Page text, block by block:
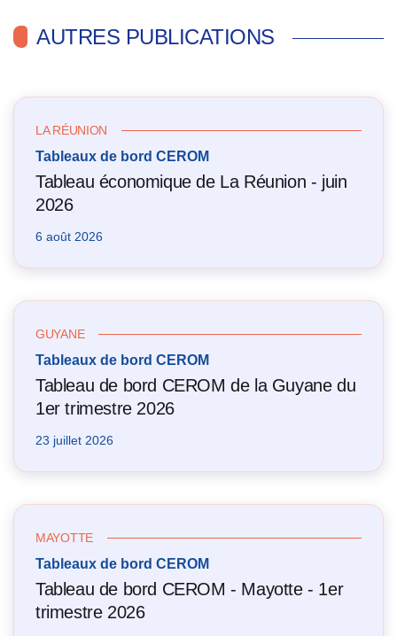
AUTRES PUBLICATIONS
LA RÉUNION
Tableaux de bord CEROM
Tableau économique de La Réunion - juin
2026
6 août 2026
GUYANE
Tableaux de bord CEROM
Tableau de bord CEROM de la Guyane du
1er trimestre 2026
23 juillet 2026
MAYOTTE
Tableaux de bord CEROM
Tableau de bord CEROM - Mayotte - 1er
trimestre 2026